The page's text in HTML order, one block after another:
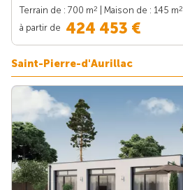
Terrain de : 700 m2 | Maison de : 145 m2
à partir de 424 453 €
Saint-Pierre-d'Aurillac